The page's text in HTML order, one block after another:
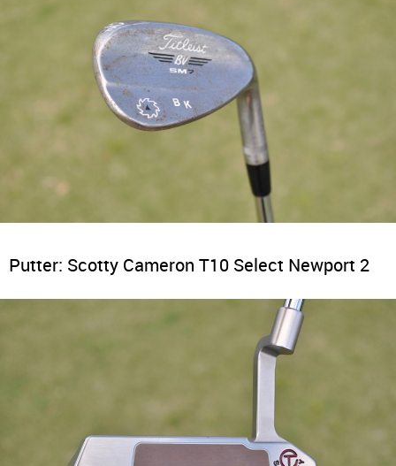
Putter: Scotty Cameron T10 Select Newport 2